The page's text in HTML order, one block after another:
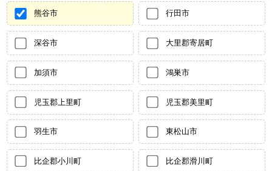
熊谷市 行田市
深谷市 大里郡寄居町
加須市 鴻巣市
児玉郡上里町 児玉郡美里町
羽生市 東松山市
比企郡小川町 比企郡滑川町